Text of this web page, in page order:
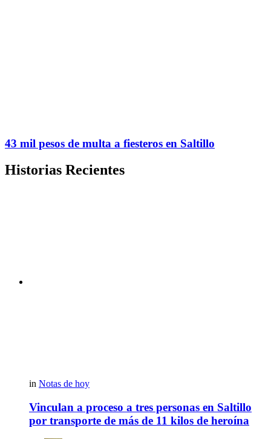
43 mil pesos de multa a fiesteros en Saltillo
Historias Recientes
in Notas de hoy
Vinculan a proceso a tres personas en Saltillo
por transporte de más de 11 kilos de heroína